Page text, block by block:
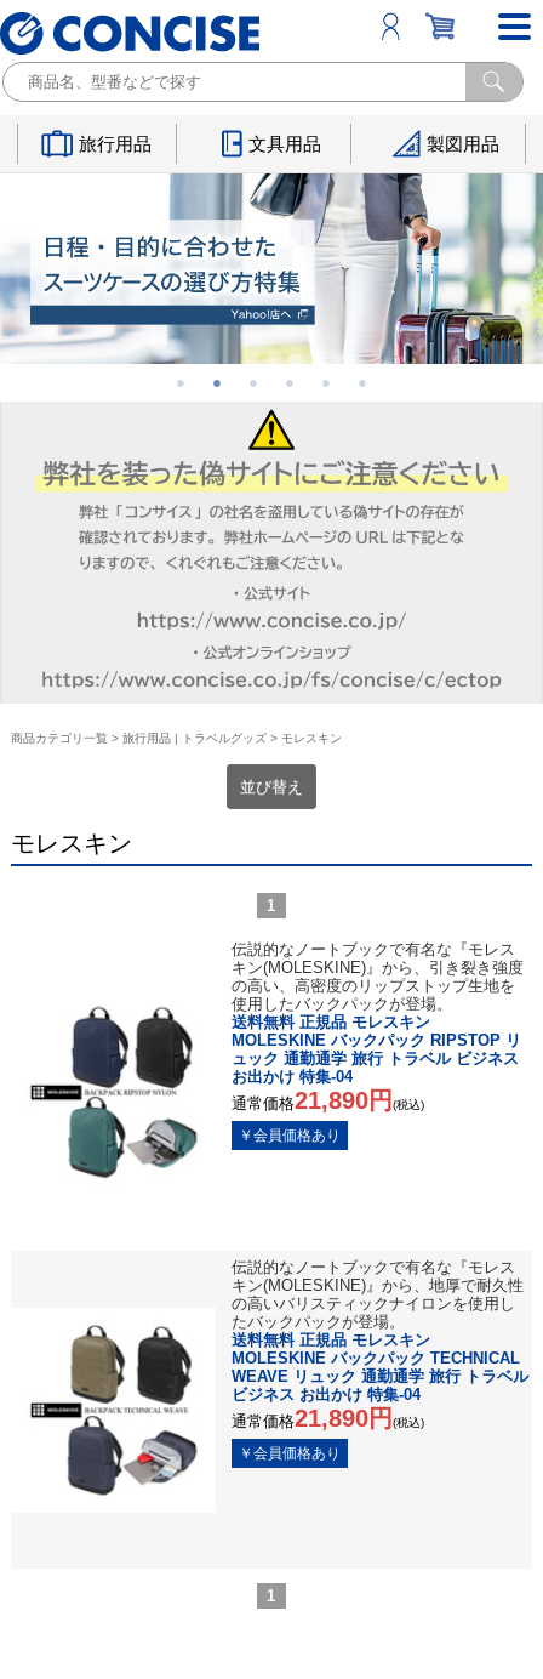
旅行用品 文具用品 製図用品
商品カテゴリ一覧 > 旅行用品 | トラベルグッズ> モレスキン
並び替え
モレスキン
1
伝説的なノートブックで有名な『モレス
キン(MOLESKINE)』から、引き裂き強度
の高い、高密度のリップストップ生地を
使用したバックパックが登場。
送料無料 正規品 モレスキン
MOLESKINE バックパック RIPSTOP リ
ュック 通勤通学 旅行 トラベル ビジネス
お出かけ 特集-04
通常価格21,890円 (税込)
伝説的なノートブックで有名な『モレス
キン(MOLESKINE)』から、地厚で耐久性
の高いバリスティックナイロンを使用し
たバックパックが登場。
送料無料 正規品 モレスキン
MOLESKINE バックパック TECHNICAL
WEAVE リュック 通勤通学 旅行 トラベル
ビジネス お出かけ 特集-04
通常価格21,890円 (税込)
1